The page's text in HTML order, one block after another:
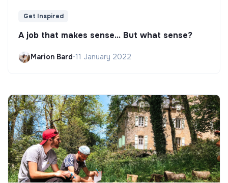
Get Inspired
A job that makes sense... But what sense?
Marion Bard•11 January 2022